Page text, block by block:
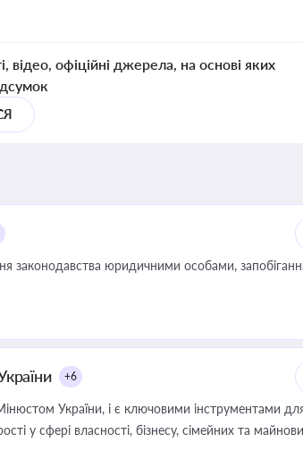
відео, офіційні джерела, на основі яких
законодавства юридичними особами,
+6
України, і є ключовими інструментами
у сфері власності, бізнесу, сімейних та